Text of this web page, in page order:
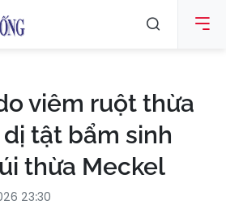
viêm ruột thừa
tật bẩm sinh
thừa Meckel
23:30